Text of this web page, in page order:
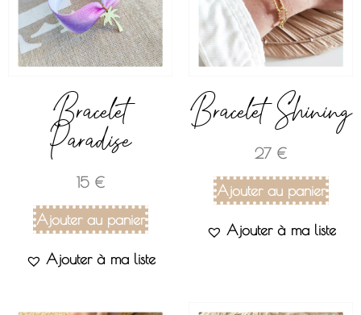
Bracelet
Paradise
15 €
Ajouter au panier
Ajouter à ma liste
Bracelet Shining
27 €
Ajouter au panier
Ajouter à ma liste